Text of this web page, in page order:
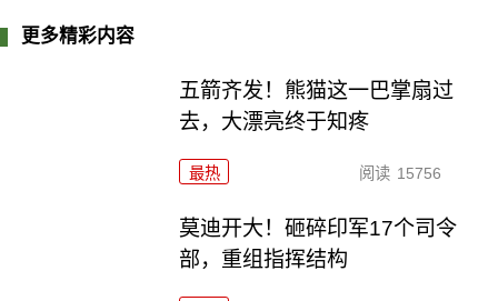
更多精彩内容
五箭齐发！熊猫这一巴掌扇过
去，大漂亮终于知疼
最热 阅读 15756
莫迪开大！砸碎印军17个司令
部，重组指挥结构